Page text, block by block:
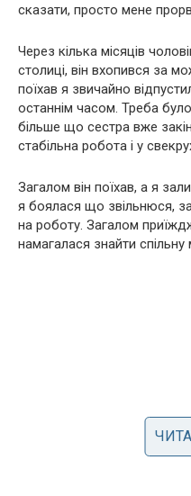
сказати, просто мене
Через кілька місяців
столиці, він вхопився за
поїхав я звичайно
останнім часом. Треба
більше що сестра вже
стабільна робота і у
Загалом він поїхав, а я
я боялася що звільнюся,
на роботу. Загалом
намагалася знайти спільну